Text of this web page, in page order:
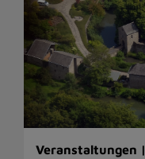
Veranstaltungen |